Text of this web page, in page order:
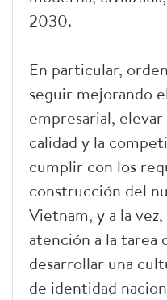
2030.
En particular,
seguir mejorando
empresarial,
calidad y la
cumplir con los
construcción del
Vietnam, y a la
atención a la tarea
desarrollar una
de identidad